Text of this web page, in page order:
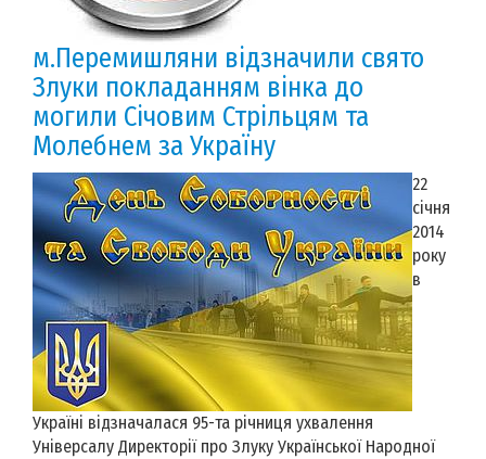
м.Перемишляни відзначили свято
Злуки покладанням вінка до
могили Cічовим Стрільцям та
Молебнем за Україну
22
січня
2014
року
в
Україні відзначалася 95-та річниця ухвалення
Універсалу Директорії про Злуку Української Народної